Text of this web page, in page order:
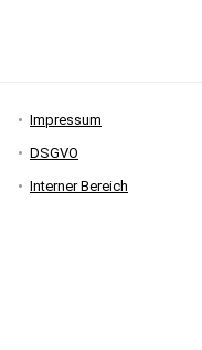
Impressum
DSGVO
Interner Bereich